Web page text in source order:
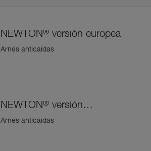
NEWTON® versión europea
Arnés anticaídas
NEWTON® versión
internacional
Arnés anticaídas